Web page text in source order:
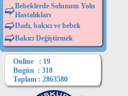
Bebeklerde Solunum Yolu
Hastalıkları
Dadı, bakıcı ve bebek
Bakıcı Değiştirmek
Online : 19
Bugün : 318
Toplam : 2863580